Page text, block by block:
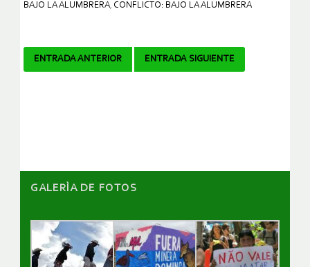
BAJO LA ALUMBRERA, CONFLICTO: BAJO LA ALUMBRERA
Navegador
ENTRADA ANTERIOR ENTRADA SIGUIENTE
GALERÌA DE FOTOS